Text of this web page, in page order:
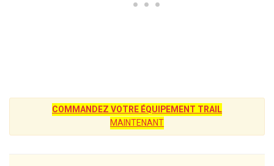
COMMANDEZ VOTRE ÉQUIPEMENT TRAIL
MAINTENANT